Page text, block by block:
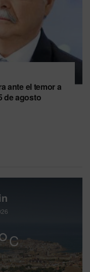
ante el temor a
de agosto
C